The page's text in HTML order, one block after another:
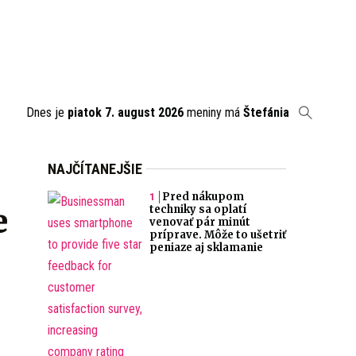
Dnes je piatok 7. august 2026 meniny má Štefánia
NAJČÍTANEJŠIE
Pred nákupom
techniky sa oplatí
venovať pár minút
príprave. Môže to ušetriť
peniaze aj sklamanie